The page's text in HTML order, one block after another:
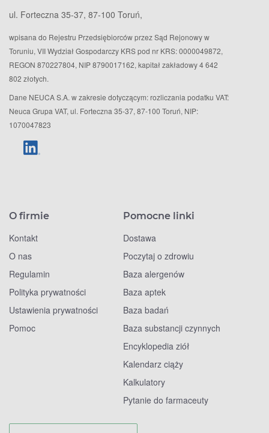
ul. Forteczna 35-37, 87-100 Toruń,
wpisana do Rejestru Przedsiębiorców przez Sąd Rejonowy w
Toruniu, VII Wydział Gospodarczy KRS pod nr KRS: 0000049872,
REGON 870227804, NIP 8790017162, kapitał zakładowy 4 642
802 złotych.
Dane NEUCA S.A. w zakresie dotyczącym: rozliczania podatku VAT:
Neuca Grupa VAT, ul. Forteczna 35-37, 87-100 Toruń, NIP:
1070047823
O firmie
Kontakt
O nas
Regulamin
Polityka prywatności
Ustawienia prywatności
Pomoc
Pomocne linki
Dostawa
Poczytaj o zdrowiu
Baza alergenów
Baza aptek
Baza badań
Baza substancji czynnych
Encyklopedia ziół
Kalendarz ciąży
Kalkulatory
Pytanie do farmaceuty